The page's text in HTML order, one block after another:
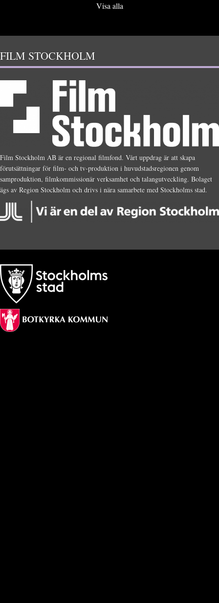
Visa alla
FILM STOCKHOLM
Film Stockholm AB är en regional filmfond. Vårt uppdrag är att skapa
förutsättningar för film- och tv-produktion i huvudstadsregionen genom
samproduktion, filmkommissionär verksamhet och talangutveckling. Bolaget
ägs av Region Stockholm och drivs i nära samarbete med Stockholms stad.